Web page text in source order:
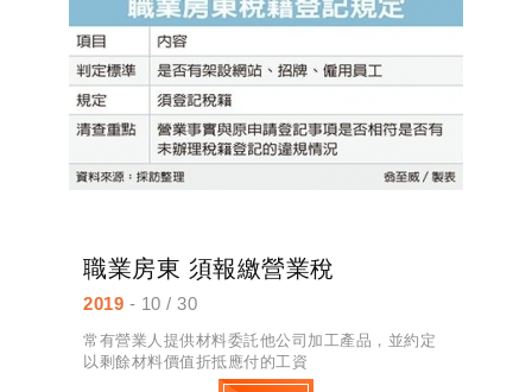
職業房東 須報繳營業稅
2019 - 10 / 30
常有營業人提供材料委託他公司加工產品，並約定
以剩餘材料價值折抵應付的工資